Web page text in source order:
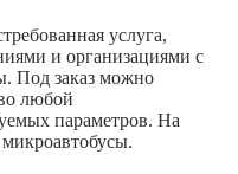
услуга,
и организациями с
Под заказ можно
любой
параметров. На